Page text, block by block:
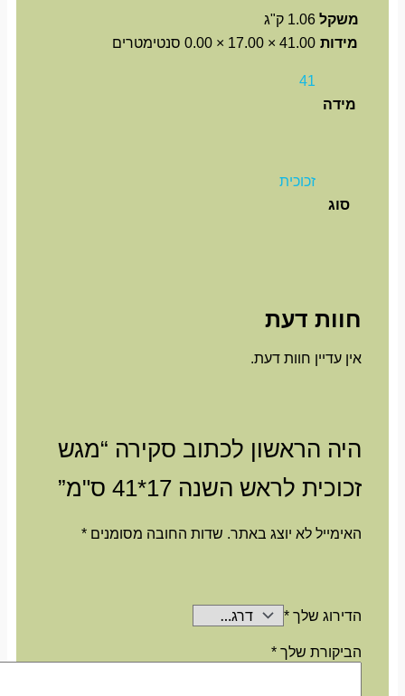
משקל 1.06 ק"ג
מידות 41.00 × 17.00 × 0.00 סנטימטרים
מידה
סוג
זכוכית
חוות דעת
אין עדיין חוות דעת.
היה הראשון לכתוב סקירה “מגש
זכוכית לראש השנה 17*41 ס"מ”
האימייל לא יוצג באתר. שדות החובה מסומנים*
הדירוג שלך*
הביקורת שלך*